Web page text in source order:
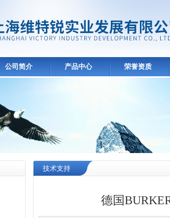
公司简介 产品中心 荣誉资质
技术支持
德国